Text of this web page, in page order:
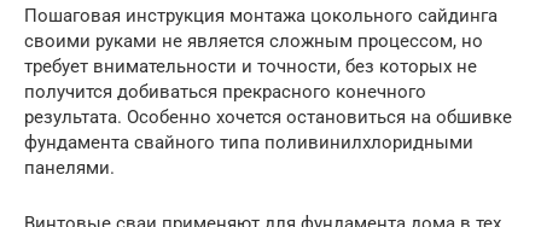
Пошаговая инструкция монтажа цокольного сайдинга
своими руками не является сложным процессом, но
требует внимательности и точности, без которых не
получится добиваться прекрасного конечного
результата. Особенно хочется остановиться на обшивке
фундамента свайного типа поливинилхлоридными
панелями.